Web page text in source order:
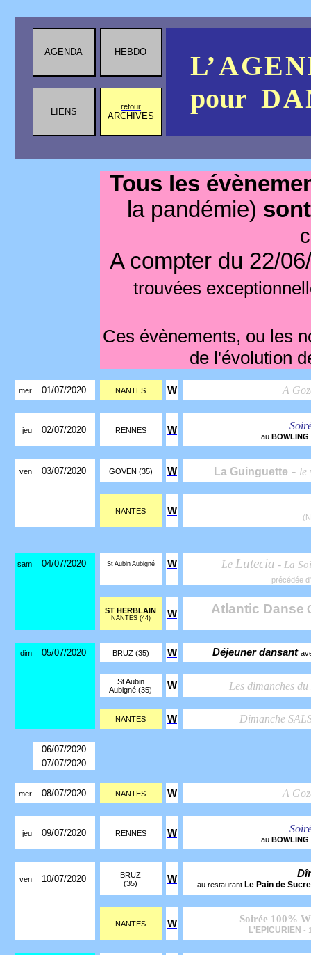
AGENDA HEBDO L’ AGEN
pour DA
LIENS retour
ARCHIVES
Tous les
la pandémie)
A compter du 22/
trouvées
Ces évènements, ou les
de l'évolution
mer 01/07/2020 NANTES W A
jeu 02/07/2020 RENNES W
au BOWLING
ven 03/07/2020 GOVEN (35) W La Guinguette - le
NANTES W
sam 04/07/2020 St Aubin Aubigné W Le Lutecia - La
précédée
ST HERBLAIN
NANTES (44) W Atlantic Danse
dim 05/07/2020 BRUZ (35) W Déjeuner dansant
St Aubin
Aubigné (35)
W Les dimanches du
NANTES W Dimanche
06/07/2020
07/07/2020
mer 08/07/2020 NANTES W A
jeu 09/07/2020 RENNES W
au BOWLING
ven 10/07/2020
BRUZ
(35)
W au restaurant Le Pain de Sucre
NANTES W Soirée 100%
L'EPICURIEN -